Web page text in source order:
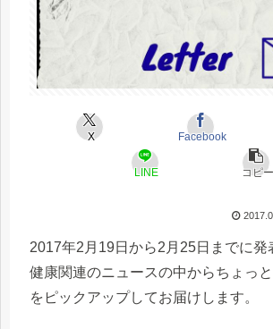
X Facebook
LINE コピー
2017年2月19日から2月25日までに発
健康関連のニュースの中からちょっ
をピックアップしてお届けします。